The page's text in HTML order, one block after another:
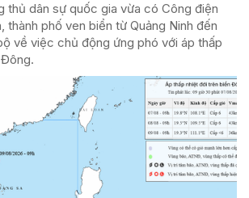
thủ dân sự quốc gia vừa có Công điện
thành phố ven biển từ Quảng Ninh đến
về việc chủ động ứng phó với áp thấp